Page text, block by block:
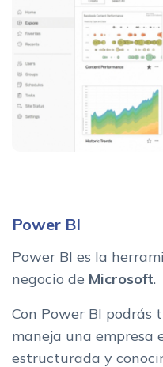
Power BI
Power BI es la
negocio de Microsoft.
Con Power BI podrás
maneja una empresa
estructurada y